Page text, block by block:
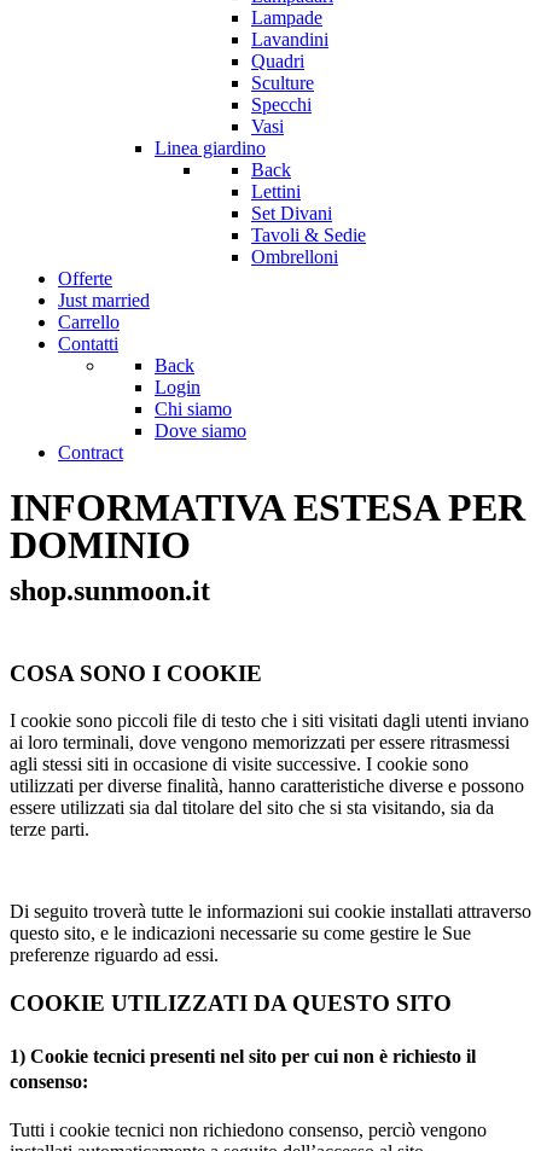
Lampade
Lavandini
Quadri
Sculture
Specchi
Vasi
Linea giardino
Back
Lettini
Set Divani
Tavoli & Sedie
Ombrelloni
Offerte
Just married
Carrello
Contatti
Back
Login
Chi siamo
Dove siamo
Contract
INFORMATIVA ESTESA PER
DOMINIO
shop.sunmoon.it
COSA SONO I COOKIE
I cookie sono piccoli file di testo che i siti visitati dagli utenti inviano
ai loro terminali, dove vengono memorizzati per essere ritrasmessi
agli stessi siti in occasione di visite successive. I cookie sono
utilizzati per diverse finalità, hanno caratteristiche diverse e possono
essere utilizzati sia dal titolare del sito che si sta visitando, sia da
terze parti.
Di seguito troverà tutte le informazioni sui cookie installati attraverso
questo sito, e le indicazioni necessarie su come gestire le Sue
preferenze riguardo ad essi.
COOKIE UTILIZZATI DA QUESTO SITO
1) Cookie tecnici presenti nel sito per cui non è richiesto il
consenso:
Tutti i cookie tecnici non richiedono consenso, perciò vengono